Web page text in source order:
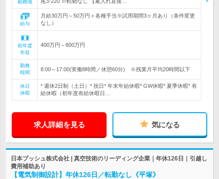
勤務地
給与
月給30万円～50万円＋各種手当※試用期間3ヶ月あり（条件変更
なし）
初年度
年収
400万円～800万円
勤務
時間
8:00～17:00(実働8時間／休憩60分) ※残業月平均20時間以下
休日
休暇
* 週休2日制（土日）* 祝日* 年末年始休暇* GW休暇* 夏季休暇* 有
給休暇（初年度有給休暇日…
求人詳細を見る 気になる
日本ブッシュ株式会社 | 真空技術のリーディング企業｜年休126日｜引越し
費用補助あり
【電気制御設計】年休126日／転勤なし《平塚》